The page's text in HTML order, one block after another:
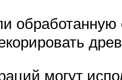
могут